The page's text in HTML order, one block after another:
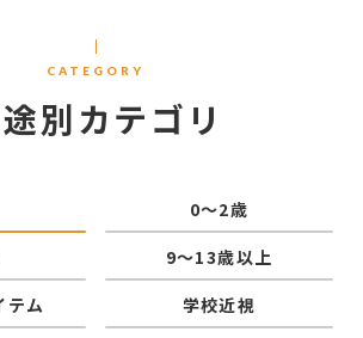
CATEGORY
別カテゴリ
0〜2歳
9〜13歳以上
テム
学校近視